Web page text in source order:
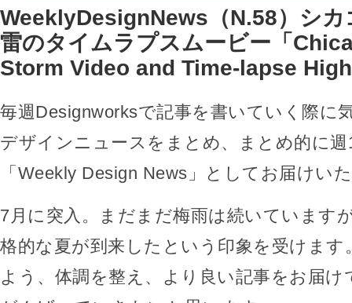
WeeklyDesignNews（N.58）シカ
雷のタイムラプスムービー「
Storm Video and Time-lapse
毎週Designworksで記事を書いていく際に
デザインニュースをまとめ、まとめ的に週
「Weekly Design News」としてお届けい
7月に突入。まだまだ梅雨は続いています
格的な夏が到来したという印象を受けます
よう、体調を整え、より良い記事をお届け